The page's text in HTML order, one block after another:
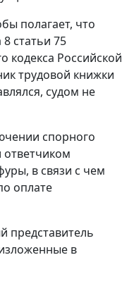
полагает, что
8 статьи 75
кодекса Российской
трудовой книжки
судом не
спорного
ответчиком
в связи с чем
оплате
представитель
в